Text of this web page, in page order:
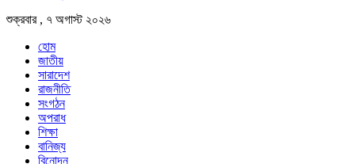
শুক্রবার , ৭ অগাস্ট ২০২৬
হোম
জাতীয়
সারাদেশ
রাজনীতি
সংগঠন
অপরাধ
শিক্ষা
বানিজ্য
বিনোদন